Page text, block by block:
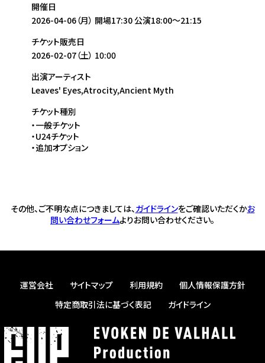
開催日
2026-04-06（月） 開場17:30公演18:00～21:15
チケット販売日
2026-02-07（土） 10:00
出演アーティスト
Leaves' Eyes,Atrocity,Ancient Myth
チケット種別
・一般チケット
・U24チケット
・追加オプション
その他、ご不明な点につきましては、 ガイドラインをご確認いただくかお
問い合わせフォームよりお問い合わせください。
運営会社 サイトマップ 利用規約
個人情報保護方針
特定商取引法に基づく表記
ガイドライン